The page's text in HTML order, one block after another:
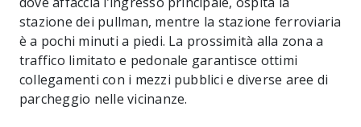
stazione dei pullman, mentre la stazione ferroviaria
è a pochi minuti a piedi. La prossimità alla zona a
traffico limitato e pedonale garantisce ottimi
collegamenti con i mezzi pubblici e diverse aree di
parcheggio nelle vicinanze.